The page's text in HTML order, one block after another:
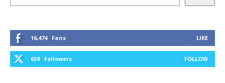
16,474 Fans LIKE
639 Followers FOLLOW